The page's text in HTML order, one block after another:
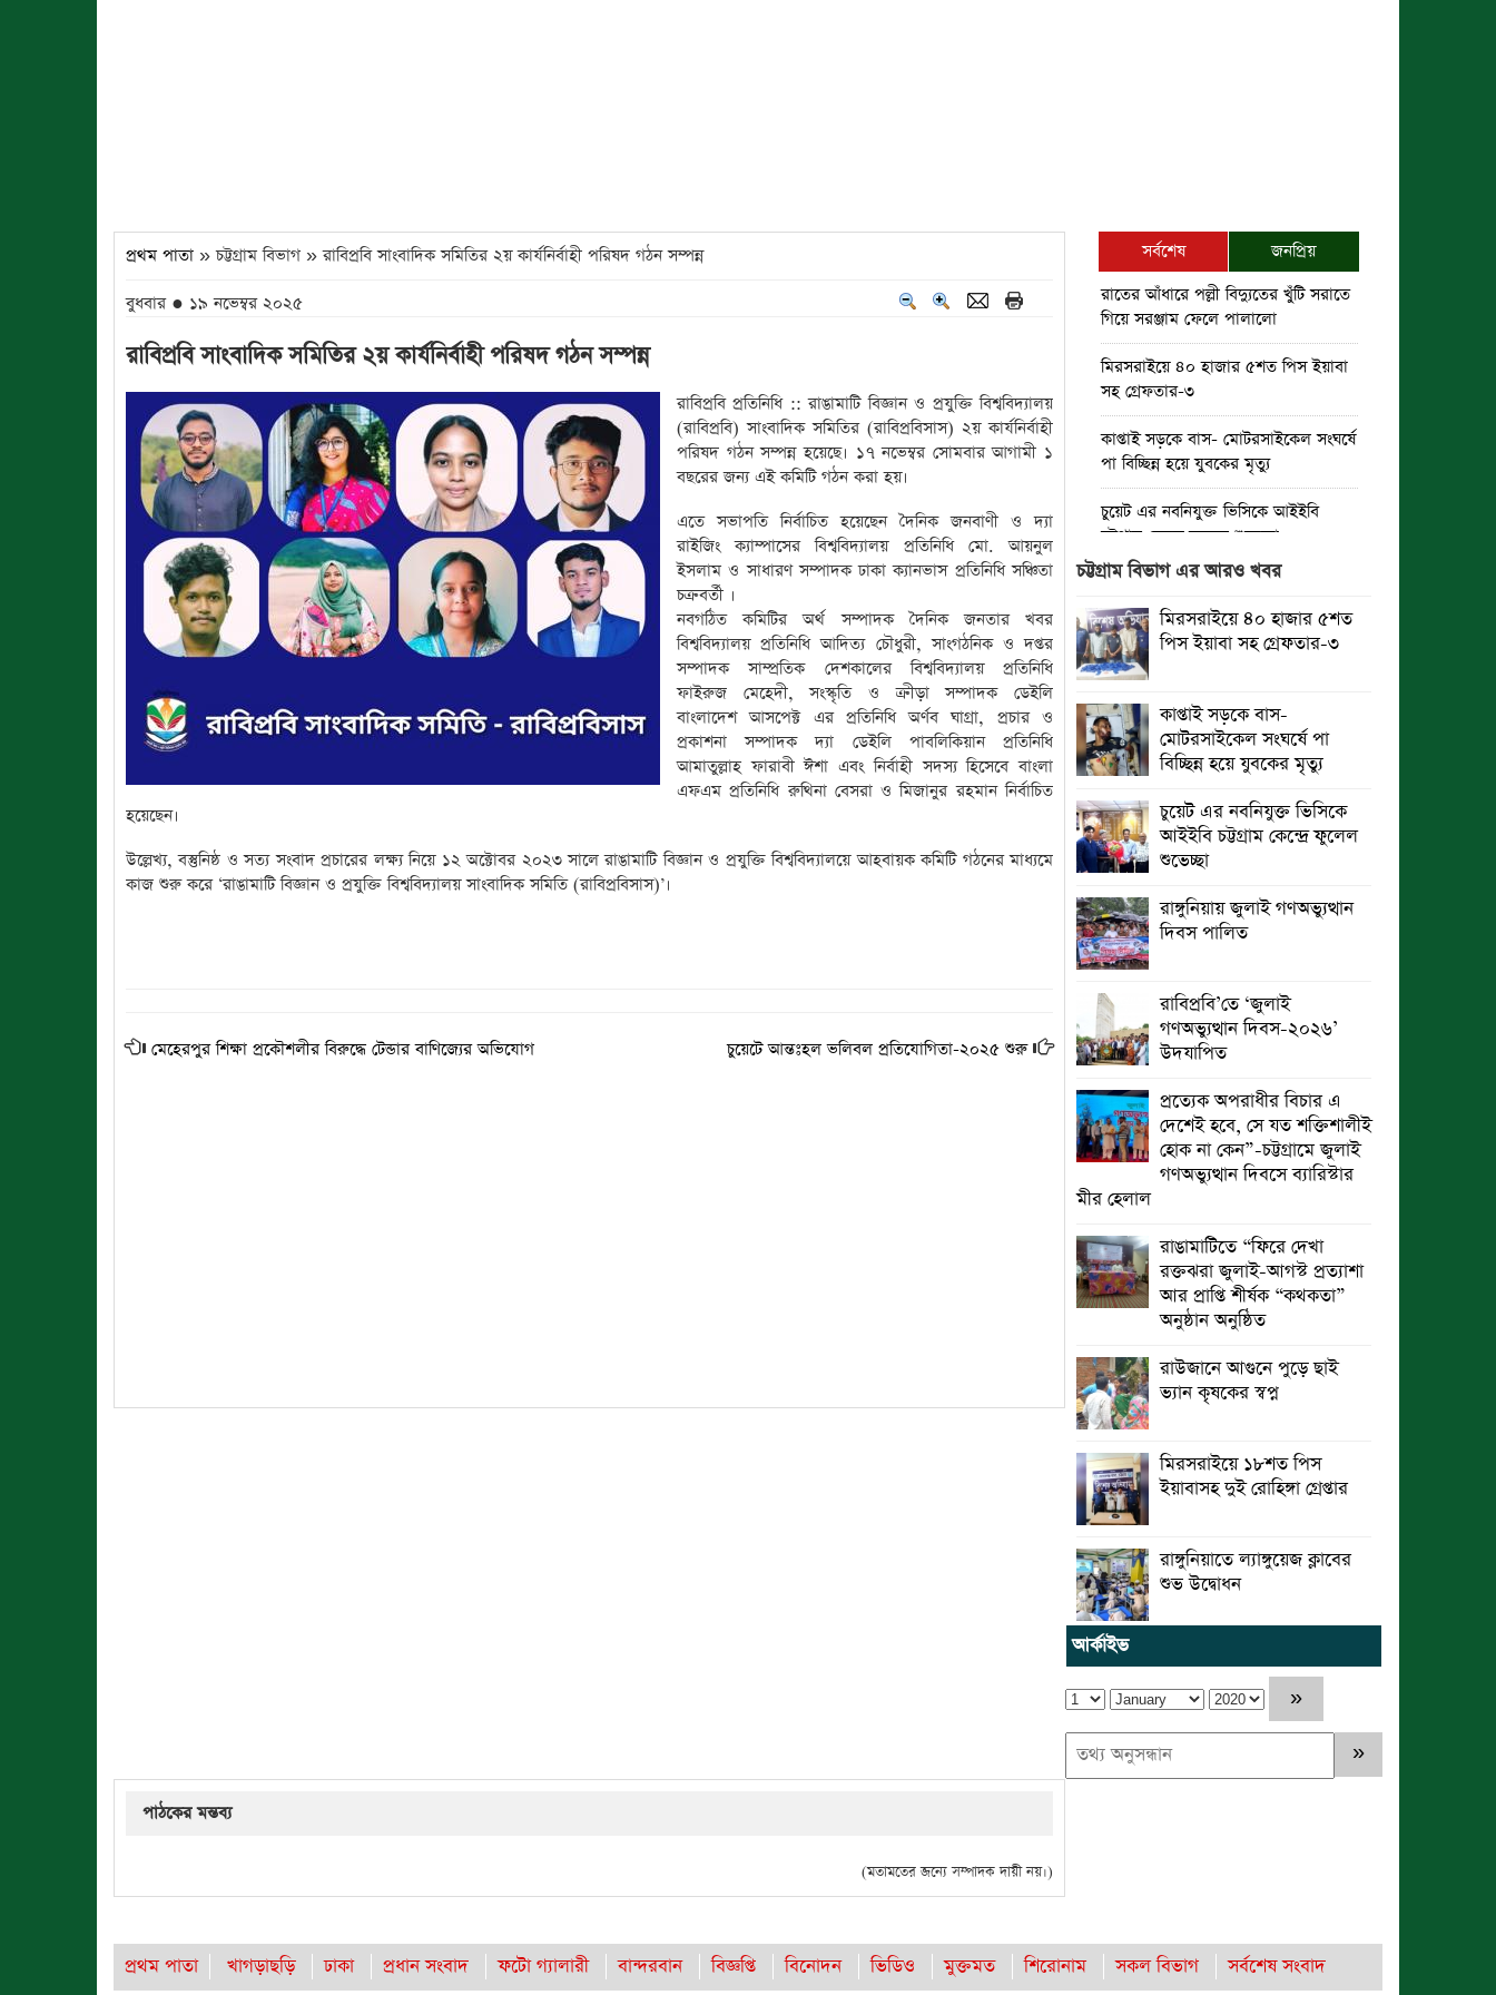
প্রথম পাতা » চট্টগ্রাম বিভাগ » রাবিপ্রবি সাংবাদিক সমিতির ২য় কার্যনির্বাহী পরিষদ গঠন সম্পন্ন
বুধবার ● ১৯ নভেম্বর ২০২৫
রাবিপ্রবি সাংবাদিক সমিতির ২য় কার্যনির্বাহী পরিষদ গঠন সম্পন্ন
রাবিপ্রবি প্রতিনিধি :: রাঙামাটি বিজ্ঞান ও প্রযুক্তি বিশ্ববিদ্যালয়
(রাবিপ্রবি) সাংবাদিক সমিতির (রাবিপ্রবিসাস) ২য় কার্যনির্বাহী
পরিষদ গঠন সম্পন্ন হয়েছে। ১৭ নভেম্বর সোমবার আগামী ১
বছরের জন্য এই কমিটি গঠন করা হয়।
এতে সভাপতি নির্বাচিত হয়েছেন দৈনিক জনবাণী ও দ্যা
রাইজিং ক্যাম্পাসের বিশ্ববিদ্যালয় প্রতিনিধি মো. আয়নুল
ইসলাম ও সাধারণ সম্পাদক ঢাকা ক্যানভাস প্রতিনিধি সঞ্চিতা
চক্রবর্তী ।
নবগঠিত কমিটির অর্থ সম্পাদক দৈনিক জনতার খবর
বিশ্ববিদ্যালয় প্রতিনিধি আদিত্য চৌধুরী, সাংগঠনিক ও দপ্তর
সম্পাদক সাম্প্রতিক দেশকালের বিশ্ববিদ্যালয় প্রতিনিধি
ফাইরুজ মেহেদী, সংস্কৃতি ও ক্রীড়া সম্পাদক ডেইলি
বাংলাদেশ আসপেক্ট এর প্রতিনিধি অর্ণব ঘাগ্রা, প্রচার ও
প্রকাশনা সম্পাদক দ্যা ডেইলি পাবলিকিয়ান প্রতিনিধি
আমাতুল্লাহ ফারাবী ঈশা এবং নির্বাহী সদস্য হিসেবে বাংলা
এফএম প্রতিনিধি রুথিনা বেসরা ও মিজানুর রহমান নির্বাচিত
হয়েছেন।
উল্লেখ্য, বস্তুনিষ্ঠ ও সত্য সংবাদ প্রচারের লক্ষ্য নিয়ে ১২ অক্টোবর ২০২৩ সালে রাঙামাটি বিজ্ঞান ও প্রযুক্তি বিশ্ববিদ্যালয়ে আহবায়ক কমিটি গঠনের মাধ্যমে
কাজ শুরু করে ‘রাঙামাটি বিজ্ঞান ও প্রযুক্তি বিশ্ববিদ্যালয় সাংবাদিক সমিতি (রাবিপ্রবিসাস)’।
মেহেরপুর শিক্ষা প্রকৌশলীর বিরুদ্ধে টেন্ডার বাণিজ্যের অভিযোগ চুয়েটে আন্তঃহল ভলিবল প্রতিযোগিতা-২০২৫ শুরু
সর্বশেষ
জনপ্রিয়
রাতের আঁধারে পল্লী বিদ্যুতের খুঁটি সরাতে
গিয়ে সরঞ্জাম ফেলে পালালো
মিরসরাইয়ে ৪০ হাজার ৫শত পিস ইয়াবা
সহ গ্রেফতার-৩
কাপ্তাই সড়কে বাস- মোটরসাইকেল সংঘর্ষে
পা বিচ্ছিন্ন হয়ে যুবকের মৃত্যু
চুয়েট এর নবনিযুক্ত ভিসিকে আইইবি
চট্টগ্রাম কেন্দ্রে ফুলেল শুভেচ্ছা
বৈষম্যহীন মানবিক রাষ্ট্র গঠন করে জুলাই
শহীদদের প্রতি শ্রদ্ধা জানাতে হবে :
জননেতা সাইফুল হক
তিন দিন পর ব্রহ্মপুত্র নদে নিখোঁজ
সাইফুলের মরদেহ গফরগাঁও থেকে উদ্ধার
ব্রহ্মপুত্র নদে নিখোঁজ কৃষকের সন্ধান
মেলেনি
রাঙ্গুনিয়ায় জুলাই গণঅভ্যুত্থান দিবস
পালিত
পার্বতীপুরে জুলাই গণঅভ্যুত্থান দিবস
পালন
আত্রাইয়ে যথাযোগ্য মর্যাদায় ‘জুলাই
গণঅভ্যুত্থান দিবস’ পালিত
চট্টগ্রাম বিভাগ এর আরও খবর
মিরসরাইয়ে ৪০ হাজার ৫শত
পিস ইয়াবা সহ গ্রেফতার-৩
কাপ্তাই সড়কে বাস-
মোটরসাইকেল সংঘর্ষে পা
বিচ্ছিন্ন হয়ে যুবকের মৃত্যু
চুয়েট এর নবনিযুক্ত ভিসিকে
আইইবি চট্টগ্রাম কেন্দ্রে ফুলেল
শুভেচ্ছা
রাঙ্গুনিয়ায় জুলাই গণঅভ্যুত্থান
দিবস পালিত
রাবিপ্রবি’তে ‘জুলাই
গণঅভ্যুত্থান দিবস-২০২৬’
উদযাপিত
প্রত্যেক অপরাধীর বিচার এ
দেশেই হবে, সে যত শক্তিশালীই
হোক না কেন”-চট্টগ্রামে জুলাই
গণঅভ্যুত্থান দিবসে ব্যারিস্টার
মীর হেলাল
রাঙামাটিতে “ফিরে দেখা
রক্তঝরা জুলাই-আগস্ট প্রত্যাশা
আর প্রাপ্তি শীর্ষক “কথকতা”
অনুষ্ঠান অনুষ্ঠিত
রাউজানে আগুনে পুড়ে ছাই
ভ্যান কৃষকের স্বপ্ন
মিরসরাইয়ে ১৮শত পিস
ইয়াবাসহ দুই রোহিঙ্গা গ্রেপ্তার
রাঙ্গুনিয়াতে ল্যাঙ্গুয়েজ ক্লাবের
শুভ উদ্বোধন
আর্কাইভ
পাঠকের মন্তব্য
(মতামতের জন্যে সম্পাদক দায়ী নয়।)
প্রথম পাতা খাগড়াছড়ি ঢাকা প্রধান সংবাদ ফটো গ্যালারী বান্দরবান বিজ্ঞপ্তি বিনোদন ভিডিও মুক্তমত শিরোনাম সকল বিভাগ সর্বশেষ সংবাদ